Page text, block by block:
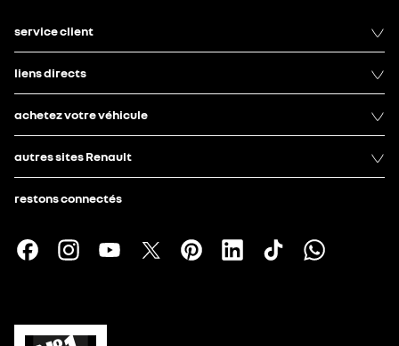
service client
liens directs
achetez votre véhicule
autres sites Renault
restons connectés